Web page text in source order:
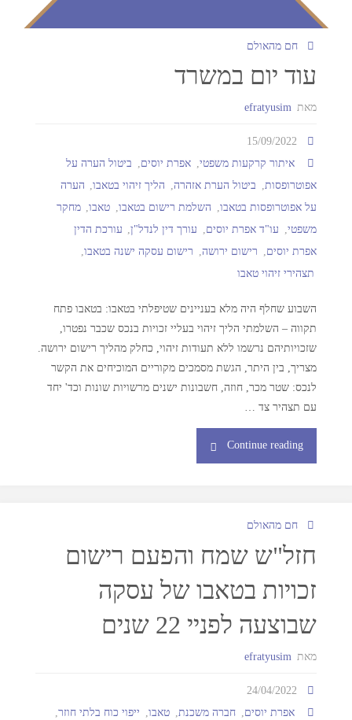
חם מהאולם
עוד יום במשרד
מאת efratyusim
15/09/2022
איתור קרקעות משפטי, אפרת יוסים, ביטול הערה על
אפוטרופסות, ביטול הערת אזהרה, הליך זיהוי בטאבו, הערה
על אפוטרופסות בטאבו, השלמת רישום בטאבו, טאבו, מחקר
משפטי, עו"ד אפרת יוסים, עורך דין לנדל"ן, עורכת הדין
אפרת יוסים, רישום ירושה, רישום עסקה ישנה בטאבו,
תצהירי זיהוי טאבו
השבוע שחלף היה מלא בעניינים שטיפלתי בטאבו: בטאבו פתח
תקווה – השלמתי הליך זיהוי בעליי זכויות בנכס שכבר נפטרו,
שזכויותיהם נרשמו ללא תעודות זיהוי, כחלק מהליך רישום ירושה.
מצריך, בין היתר, הגשת מסמכים מקוריים המוכיחים את הקשר
לנכס: שטר מכר, חוזה, חשבונות ישנים מרשויות שונות וכד' יחד
עם תצהיר צד …
Continue reading
חם מהאולם
חזל"ש שמח והפעם רישום
זכויות בטאבו של עסקה
שבוצעה לפניי 22 שנים
מאת efratyusim
24/04/2022
אפרת יוסים
חברה משכנת טאבו ייפוי כוח בלתי חוזר,